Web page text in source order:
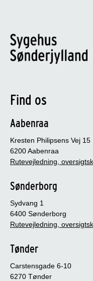
Find os
Aabenraa
Kresten Philipsens Vej 15
6200 Aabenraa
Rutevejledning,
Sønderborg
Sydvang 1
6400 Sønderborg
Rutevejledning,
Tønder
Carstensgade 6-10
6270 Tønder